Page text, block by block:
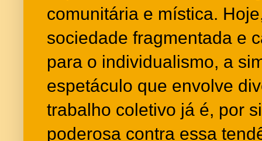
comunitária e mística.
sociedade fragmentada e
para o individualismo, a
espetáculo que envolve
trabalho coletivo já é, por
poderosa contra essa